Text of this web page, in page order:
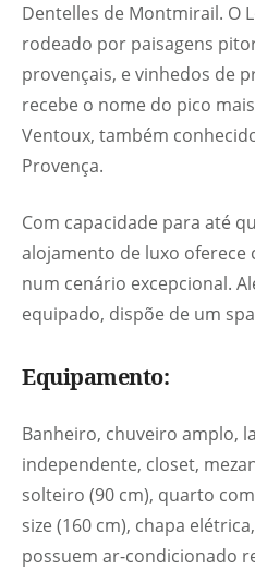
Dentelles de Montmirail. O
rodeado por paisagens
provençais, e vinhedos de
recebe o nome do pico
Ventoux, também
Provença.
Com capacidade para até
alojamento de luxo
num cenário excepcional.
equipado, dispõe de um
Equipamento:
Banheiro, chuveiro amplo,
independente, closet,
solteiro (90 cm), quarto
size (160 cm), chapa
possuem ar-condicionado